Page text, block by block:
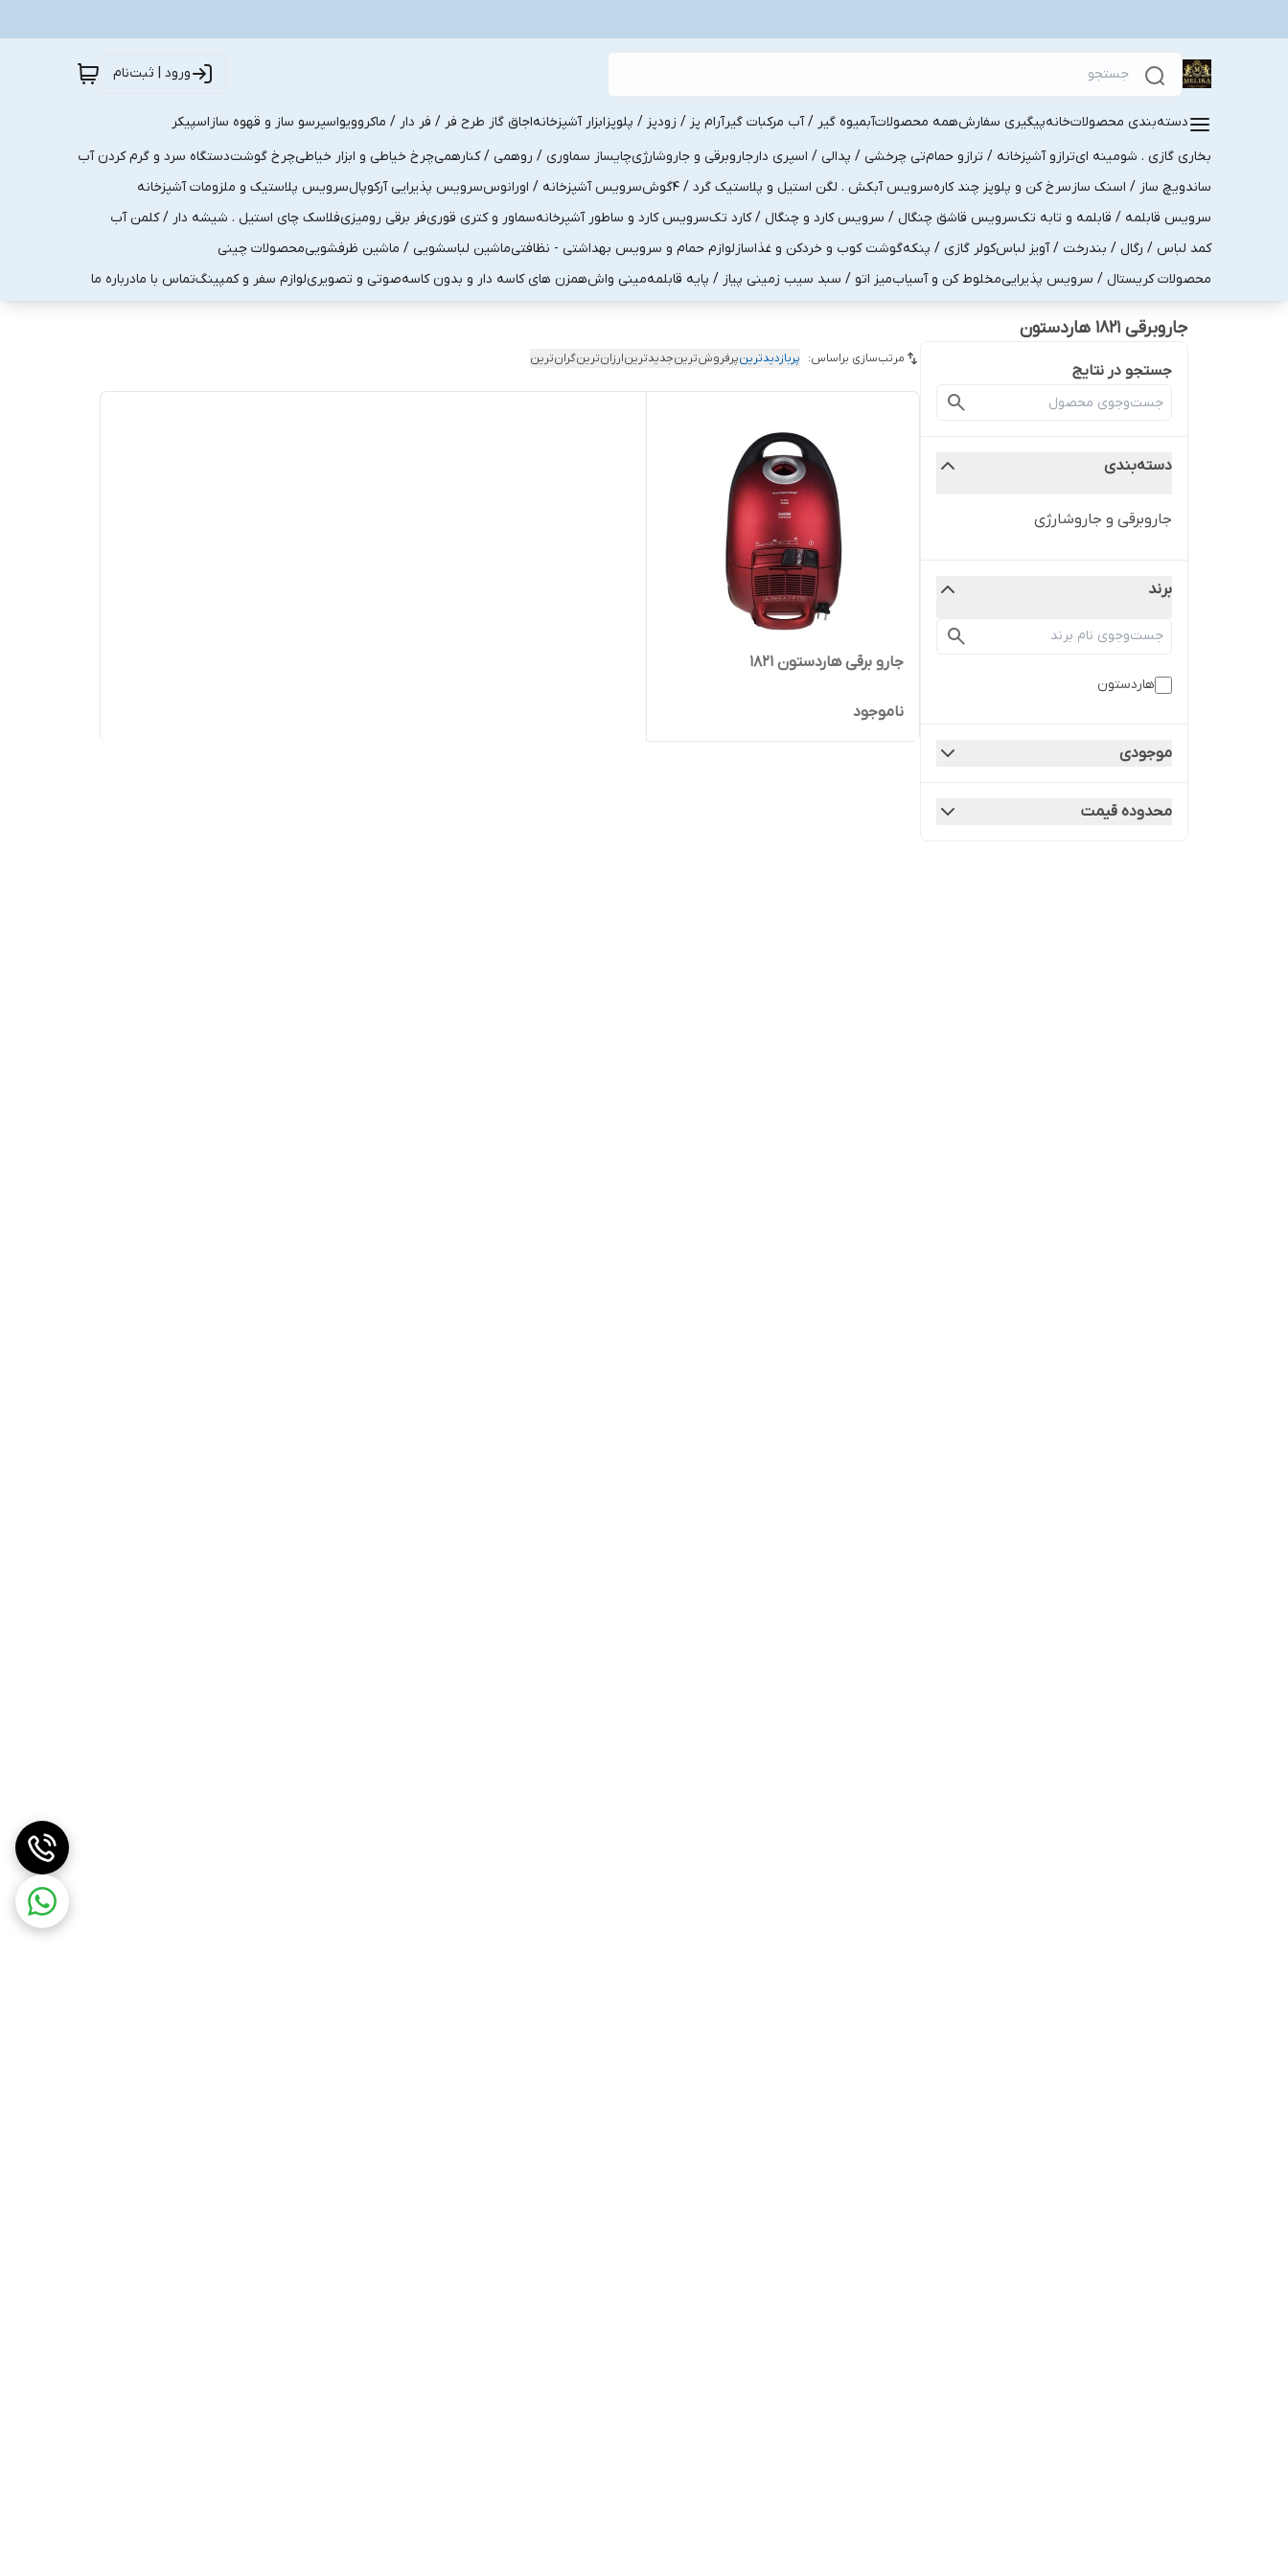
ورود | ثبت‌نام
دسته‌بندی محصولاتخانهپیگیری سفارشهمه محصولاتآبمیوه گیر / آب مرکبات گیرآرام پز / زودپز / پلوپزابزار آشپزخانهاجاق گاز طرح فر / فر دار / ماکروویواسپرسو ساز و قهوه سازاسپیکر
بخاری گازی . شومینه ایترازو آشپزخانه / ترازو حمامتی چرخشی / پدالی / اسپری دارجاروبرقی و جاروشارژیچایساز سماوری / روهمی / کنارهمیچرخ خیاطی و ابزار خیاطیچرخ گوشتدستگاه سرد و گرم کردن آب
ساندویچ ساز / اسنک سازسرخ کن و پلوپز چند کارهسرویس آبکش . لگن استیل و پلاستیک گرد / 4گوش سرویس آشپزخانه / اورانوسسرویس پذیرایی آرکوپالسرویس پلاستیک و ملزومات آشپزخانه
سرویس قابلمه / قابلمه و تابه تکسرویس قاشق چنگال / سرویس کارد و چنگال / کارد تکسرویس کارد و ساطور آشپرخانهسماور و کتری قوریفر برقی رومیزیفلاسک چای استیل . شیشه دار / کلمن آب
کمد لباس / رگال / بندرخت / آویز لباسکولر گازی / پنکهگوشت کوب و خردکن و غذاسازلوازم حمام و سرویس بهداشتی - نظافتیماشین لباسشویی / ماشین ظرفشوییمحصولات چینی
محصولات کریستال / سرویس پذیراییمخلوط کن و آسیابمیز اتو / سبد سیب زمینی پیاز / پایه قابلمهمینی واشهمزن های کاسه دار و بدون کاسهصوتی و تصویریلوازم سفر و کمپینگتماس با مادرباره ما
جاروبرقی 1821 هاردستون
جستجو در نتایج
دسته‌بندی
جاروبرقی و جاروشارژی
برند
هاردستون
موجودی
محدوده قیمت
مرتب‌سازی براساس: پربازدیدترینپرفروش‌ترینجدیدترینارزان‌ترینگران‌ترین
جارو برقی هاردستون 1821
ناموجود